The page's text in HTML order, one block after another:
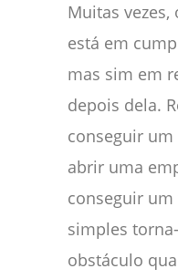
Muitas
está em
mas sim em
depois dela.
conseguir
abrir uma
conseguir
simples
obstáculo